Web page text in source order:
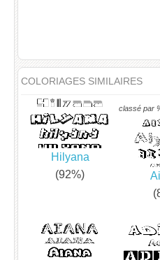
COLORIAGES SIMILAIRES
classé par
Hilyana
(92%)